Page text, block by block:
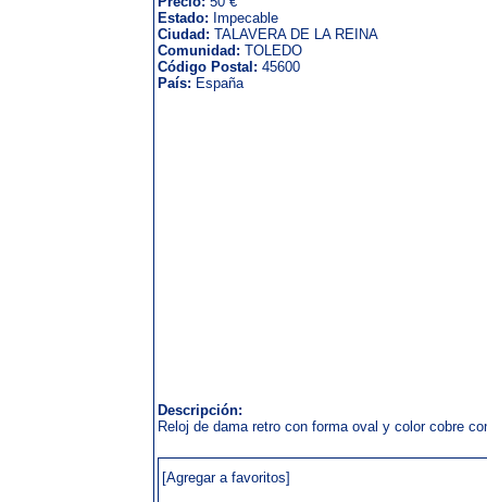
Estado: Impecable
Ciudad: TALAVERA DE LA REINA
Comunidad: TOLEDO
Código Postal: 45600
País: España
Descripción:
Reloj de dama retro con forma oval y color cobre
[Agregar a favoritos]